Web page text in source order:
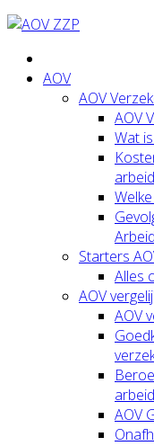
AOV
AOV
AOV
Wat
Starters
Alles
AOV
AOV
AOV